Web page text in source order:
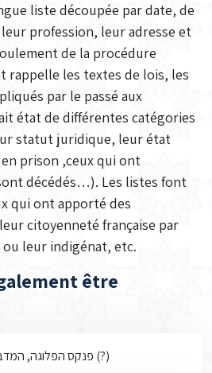
liste découpée par date, de
leur profession, leur adresse et
de la procédure
rappelle les textes de lois, les
par le passé aux
état de différentes catégories
statut juridique, leur état
prison ,ceux qui ont
décédés…). Les listes font
qui ont apporté des
citoyenneté française par
leur indigénat, etc.
être
פנקס הפלוגה, המדבר המערבי 1942 (?)